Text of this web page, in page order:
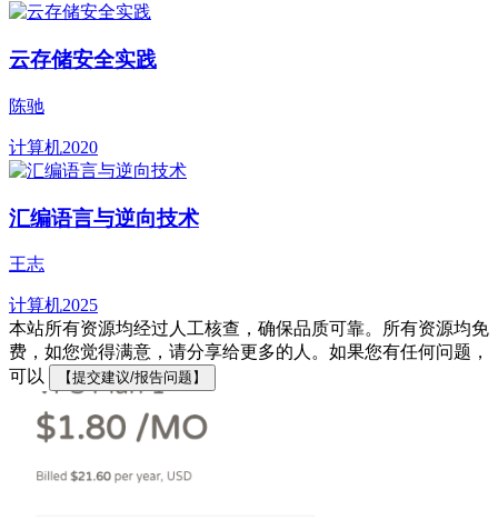
云存储安全实践
陈驰
计算机2020
汇编语言与逆向技术
王志
计算机2025
本站所有资源均经过人工核查，确保品质可靠。所有资源均免
费，如您觉得满意，请分享给更多的人。如果您有任何问题，
可以
【提交建议/报告问题】